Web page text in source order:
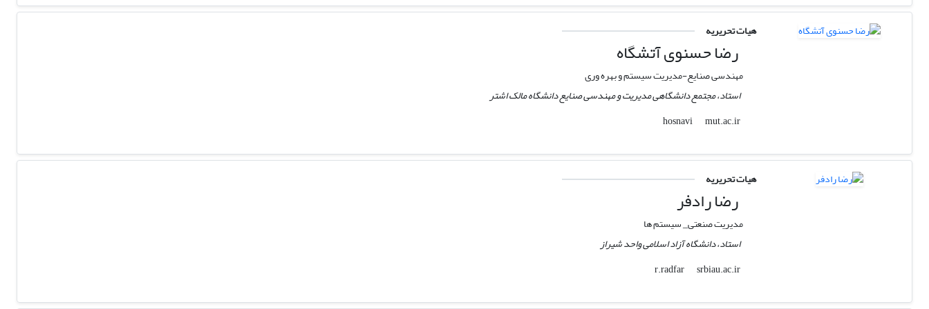
هیات تحریریه
رضا حسنوی آتشگاه
مهندسی صنایع-مدیریت سیستم و بهره وری
استاد، مجتمع دانشگاهی مدیریت و مهندسی صنایع دانشگاه مالک اشتر
hosnavi
mut.ac.ir
هیات تحریریه
رضا رادفر
مدیریت صنعتی_ سیستم ها
استاد، دانشگاه آزاد اسلامی واحد شیراز
r.radfar
srbiau.ac.ir